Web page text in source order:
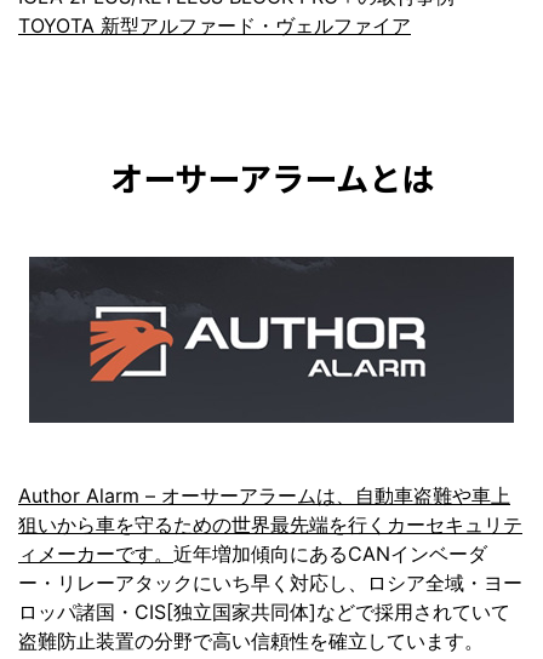
TOYOTA 新型アルファード・ヴェルファイア
オーサーアラームとは
Author Alarm – オーサーアラームは、自動車盗難や車上
狙いから車を守るための世界最先端を行くカーセキュリテ
ィメーカーです。 近年増加傾向にあるCANインベーダ
ー・リレーアタックにいち早く対応し、ロシア全域・ヨー
ロッパ諸国・CIS[独立国家共同体]などで採用されていて
盗難防止装置の分野で高い信頼性を確立しています。